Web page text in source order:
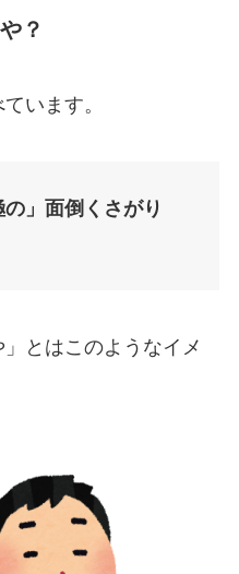
？
います。
」面倒くさがり
とはこのようなイメ